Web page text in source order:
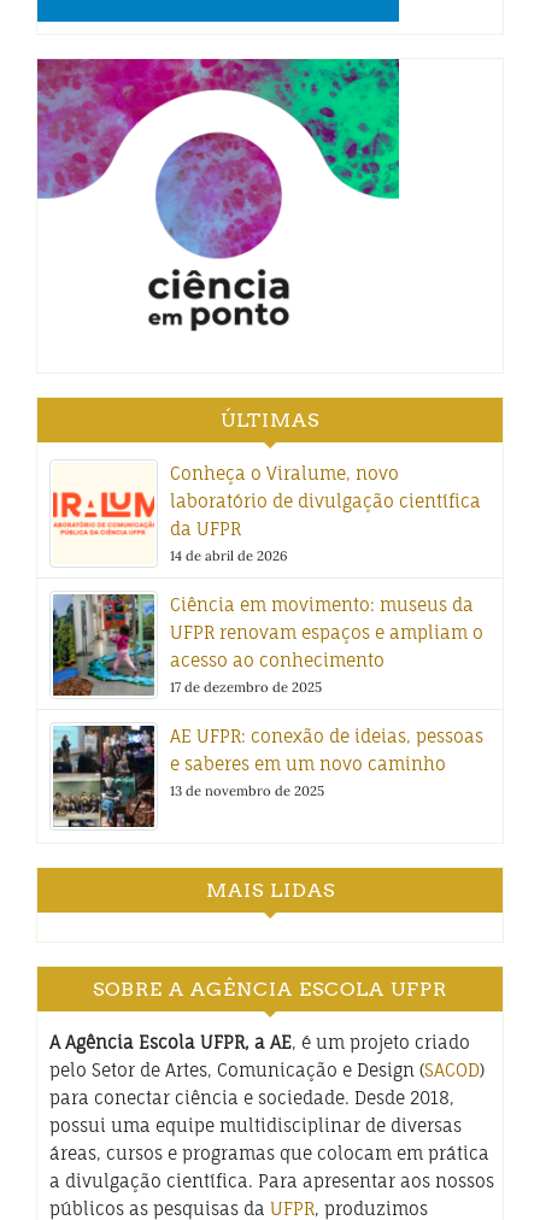
ÚLTIMAS
Conheça o Viralume, novo
laboratório de divulgação científica
da UFPR
14 de abril de 2026
Ciência em movimento: museus da
UFPR renovam espaços e ampliam o
acesso ao conhecimento
17 de dezembro de 2025
AE UFPR: conexão de ideias, pessoas
e saberes em um novo caminho
13 de novembro de 2025
MAIS LIDAS
SOBRE A AGÊNCIA ESCOLA UFPR
A Agência Escola UFPR, a AE, é um projeto criado
pelo Setor de Artes, Comunicação e Design (SACOD)
para conectar ciência e sociedade. Desde 2018,
possui uma equipe multidisciplinar de diversas
áreas, cursos e programas que colocam em prática
a divulgação científica. Para apresentar aos nossos
públicos as pesquisas da UFPR, produzimos